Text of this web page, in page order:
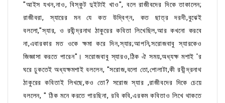
"আইস যখন,নাও, বিস্কুট দুইটাই খাও", বলে রাজীবদের দিকে তাকালেন;
রাজীবরা, স্যারের মন যে কত উদ্বিগ্ন, কত ছাত্র দরদী,বুঝেই
বললো,"স্যার, ও রবীন্দ্রনাথ ঠাকুরের কবিতা লিখেছিল,আর কখনো করবে
না,এবারকার মত ওকে ক্ষমা করে দিন,স্যার;আপনি,সরোজবাবু স্যারকেও
জিজ্ঞাসা করতে পারেন"। সরোজবাবু স্যারও,ঠিক ঐ সময়,অধ্যক্ষ মশাই 'র
ঘরে ঢুকতেই অধ্যক্ষমশাই বললেন, "সরোজ,বলো তো,পোলাটা,কী রবীন্দ্রনাথ
ঠাকুরের কবিতাই লিখছে,কও তো? সরোজ স্যার ,রাজীবদের দিকে চেয়ে
বললেন, " ঠিক মনে করতে পারছিনা, রবি কবি,এরকম কবিতাও লিখে থাকতে